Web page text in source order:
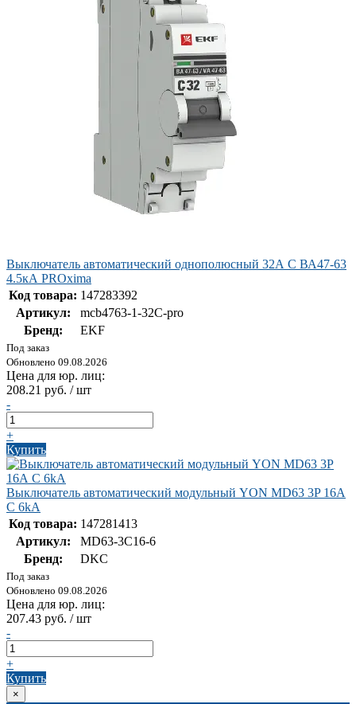
Выключатель автоматический однополюсный 32А С ВА47-63
4.5кА PROxima
Код товара: 147283392
Артикул:
mcb4763-1-32C-pro
Бренд:
EKF
Под заказ
Обновлено 09.08.2026
Цена для юр. лиц:
208.21 руб. / шт
-
+
Купить
Выключатель автоматический модульный YON MD63 3P 16А
C 6kA
Код товара: 147281413
Артикул:
MD63-3C16-6
Бренд:
DKC
Под заказ
Обновлено 09.08.2026
Цена для юр. лиц:
207.43 руб. / шт
-
+
Купить
×